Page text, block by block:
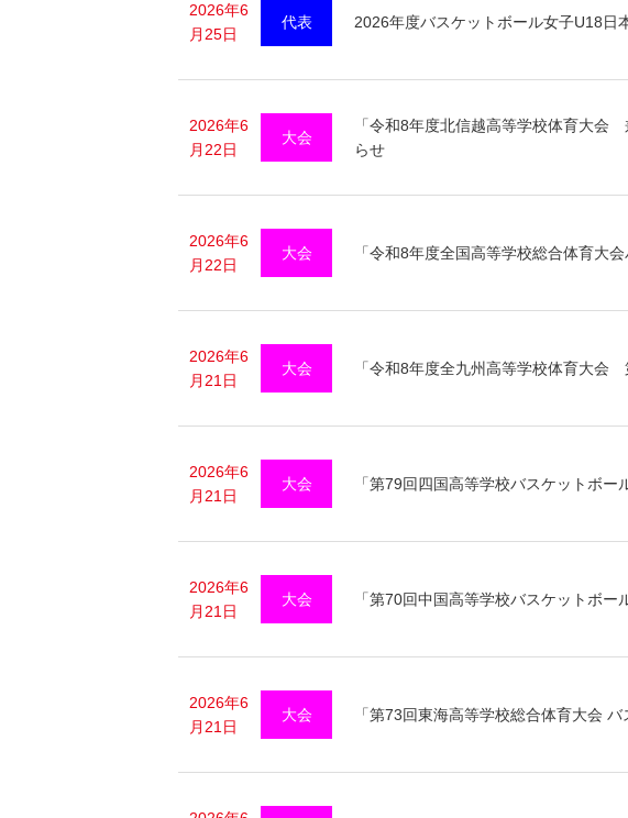
2026年6
月25日
代表 2026年度バスケットボール女子U18
2026年6
月22日
大会
「令和8年度北信越高等学校体育大会
らせ
2026年6
月22日
大会 「令和8年度全国高等学校総合体育大
2026年6
月21日
大会 「令和8年度全九州高等学校体育大会
2026年6
月21日
大会 「第79回四国高等学校バスケットボ
2026年6
月21日
大会 「第70回中国高等学校バスケットボ
2026年6
月21日
大会 「第73回東海高等学校総合体育大会